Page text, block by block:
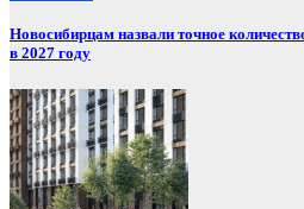
Новосибирцам назвали точное
в 2027 году